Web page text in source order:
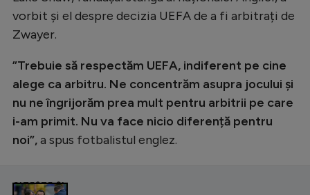
vorbit și el despre decizia UEFA de a fi arbitrați de
Zwayer.
”Trebuie să respectăm UEFA, indiferent pe cine
alege ca arbitru. Ne concentrăm asupra jocului și
nu ne îngrijorăm prea mult pentru arbitrii pe care
i-am primit. Nu va face nicio diferență pentru
noi”,a spus fotbalistul englez.
CITEȘTE ȘI